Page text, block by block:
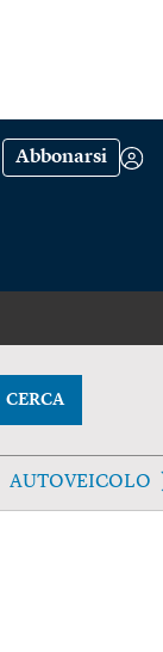
Abbonarsi
CERCA
AUTOVEICOLO